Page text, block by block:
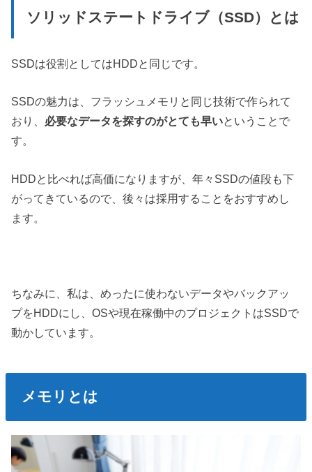
ソリッドステートドライブ（SSD）とは
SSDは役割としてはHDDと同じです。
SSDの魅力は、フラッシュメモリと同じ技術で作られて
おり、 必要なデータを探すのがとても早いということで
す。
HDDと比べれば高価になりますが、年々SSDの値段も下
がってきているので、後々は採用することをおすすめし
ます。
ちなみに、私は、めったに使わないデータやバックアッ
プをHDDにし、OSや現在稼働中のプロジェクトはSSDで
動かしています。
メモリとは